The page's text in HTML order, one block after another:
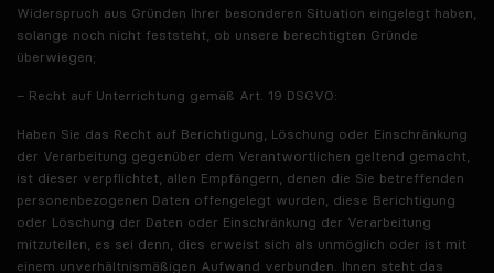
Widerspruch aus Gründen Ihrer besonderen Situation eingelegt haben,
solange noch nicht feststeht, ob unsere berechtigten Gründe
überwiegen;
– Recht auf Unterrichtung gemäß Art. 19 DSGVO:
Haben Sie das Recht auf Berichtigung, Löschung oder Einschränkung
der Verarbeitung gegenüber dem Verantwortlichen geltend gemacht,
ist dieser verpflichtet, allen Empfängern, denen die Sie betreffenden
personenbezogenen Daten offengelegt wurden, diese Berichtigung
oder Löschung der Daten oder Einschränkung der Verarbeitung
mitzuteilen, es sei denn, dies erweist sich als unmöglich oder ist mit
einem unverhältnismäßigen Aufwand verbunden. Ihnen steht das